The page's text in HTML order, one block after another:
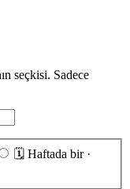
seçkisi. Sadece
🗓 Haftada bir ·